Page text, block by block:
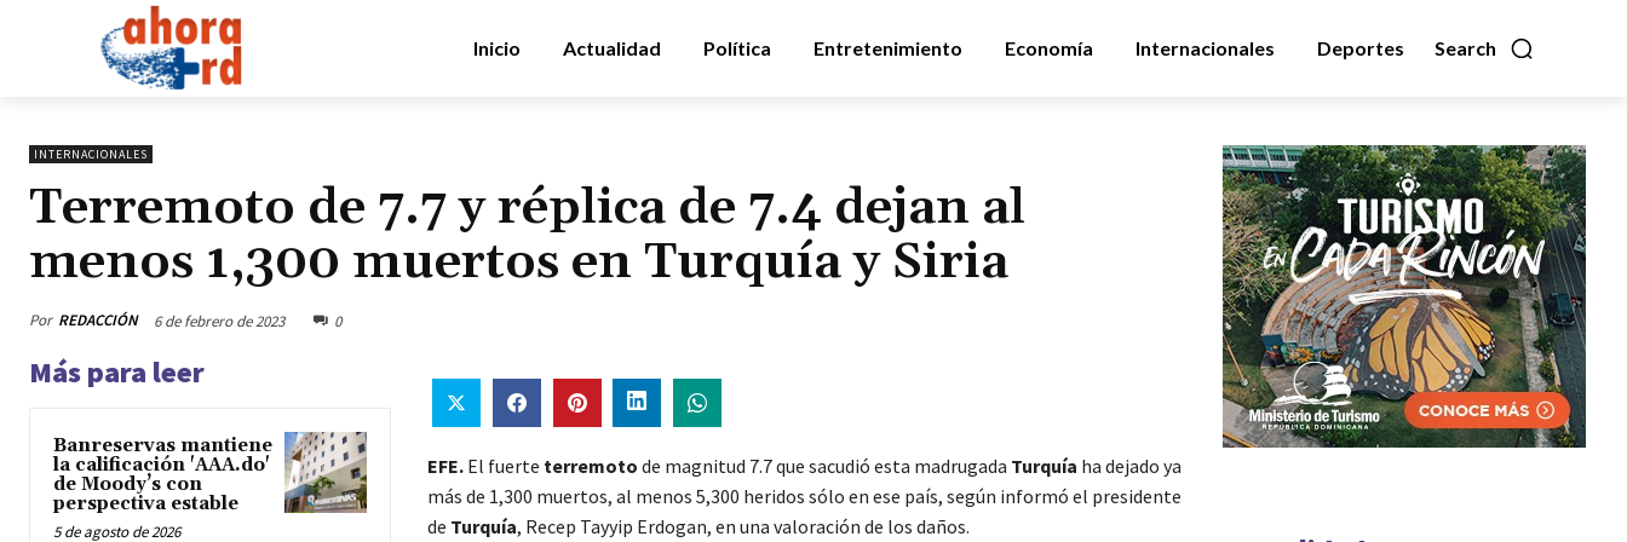
Search
Inicio Actualidad Política Entretenimiento Economía Internacionales Deportes
INTERNACIONALES
Terremoto de 7.7 y réplica de 7.4 dejan al
menos 1,300 muertos en Turquía y Siria
Por REDACCIÓN 6 de febrero de 2023 0
Más para leer
Banreservas mantiene
la calificación 'AAA.do'
de Moody’s con
perspectiva estable
5 de agosto de 2026
EFE.El fuerte terremoto de magnitud 7.7 que sacudió esta madrugada Turquía ha dejado ya
más de 1,300 muertos, al menos 5,300 heridos sólo en ese país, según informó el presidente
de Turquía, Recep Tayyip Erdogan, en una valoración de los daños.